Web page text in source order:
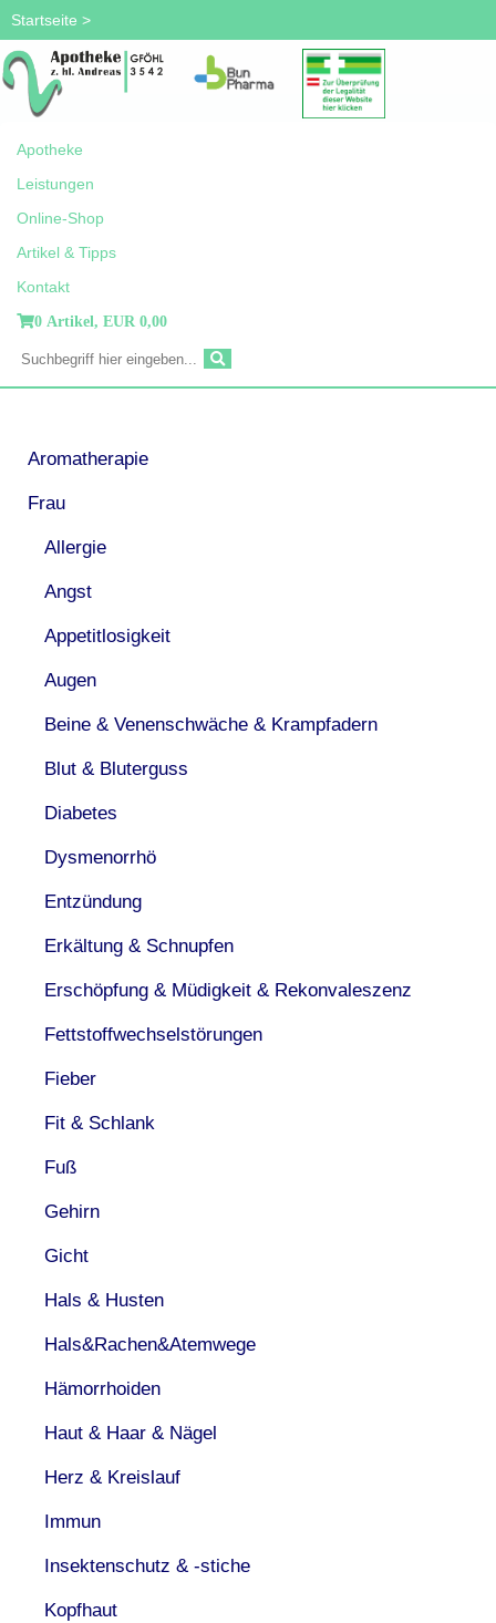
Startseite >
Apotheke
Leistungen
Online-Shop
Artikel & Tipps
Kontakt
0 Artikel, EUR 0,00
Aromatherapie
Frau
Allergie
Angst
Appetitlosigkeit
Augen
Beine & Venenschwäche & Krampfadern
Blut & Bluterguss
Diabetes
Dysmenorrhö
Entzündung
Erkältung & Schnupfen
Erschöpfung & Müdigkeit & Rekonvaleszenz
Fettstoffwechselstörungen
Fieber
Fit & Schlank
Fuß
Gehirn
Gicht
Hals & Husten
Hals&Rachen&Atemwege
Hämorrhoiden
Haut & Haar & Nägel
Herz & Kreislauf
Immun
Insektenschutz & -stiche
Kopfhaut